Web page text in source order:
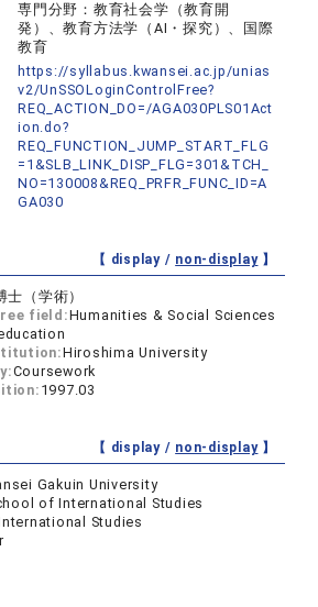
専門分野：教育社会学（教育開
発）、教育方法学（AI・探究）、国際
教育
https://syllabus.kwansei.ac.jp/unias
v2/UnSSOLoginControlFree?
REQ_ACTION_DO=/AGA030PLS01Act
ion.do?
REQ_FUNCTION_JUMP_START_FLG
=1&SLB_LINK_DISP_FLG=301&TCH_
NO=130008&REQ_PRFR_FUNC_ID=A
GA030
【 display / non-display】
士（学術）
field:Humanities & Social Sciences
Hiroshima University
Coursework
1997.03
【 display / non-display】
Gakuin University
of International Studies
Studies